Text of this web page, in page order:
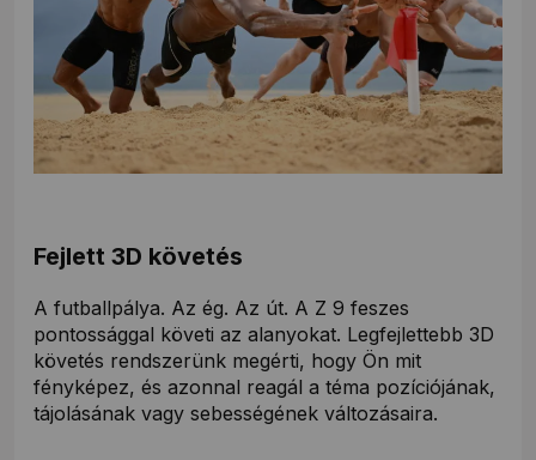
Fejlett 3D követés
A futballpálya. Az ég. Az út. A Z 9 feszes
pontossággal követi az alanyokat. Legfejlettebb 3D
követés rendszerünk megérti, hogy Ön mit
fényképez, és azonnal reagál a téma pozíciójának,
tájolásának vagy sebességének változásaira.